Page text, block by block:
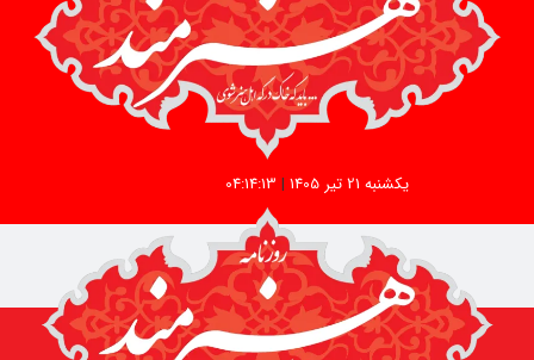
یکشنبه 21 تیر 1405 |
04:14:13